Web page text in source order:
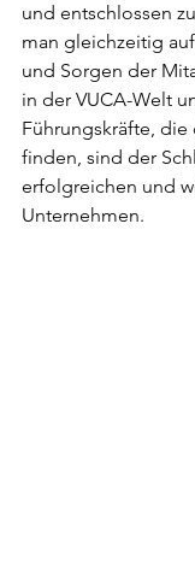
und entschlossen
man gleichzeitig
und Sorgen der
in der VUCA-Welt
Führungskräfte, die
finden, sind der
erfolgreichen und
Unternehmen.